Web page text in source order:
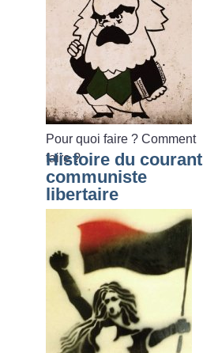
Pour quoi faire ? Comment
faire ?
Histoire du courant
communiste
libertaire